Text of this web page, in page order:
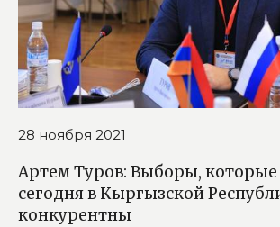
28 ноября 2021
Артем Туров: Выборы, которые
сегодня в Кыргызской
конкурентны